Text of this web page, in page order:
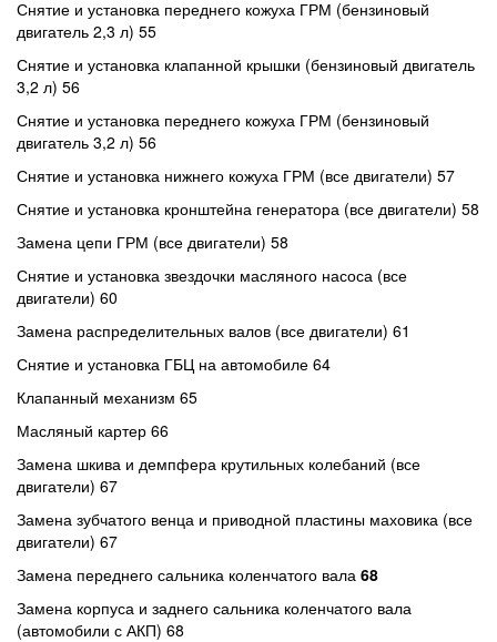
Снятие и установка переднего кожуха ГРМ (бензиновый
двигатель 2,3 л) 55
Снятие и установка клапанной крышки (бензиновый двигатель
3,2 л) 56
Снятие и установка переднего кожуха ГРМ (бензиновый
двигатель 3,2 л) 56
Снятие и установка нижнего кожуха ГРМ (все двигатели) 57
Снятие и установка кронштейна генератора (все двигатели) 58
Замена цепи ГРМ (все двигатели) 58
Снятие и установка звездочки масляного насоса (все
двигатели) 60
Замена распределительных валов (все двигатели) 61
Снятие и установка ГБЦ на автомобиле 64
Клапанный механизм 65
Масляный картер 66
Замена шкива и демпфера крутильных колебаний (все
двигатели) 67
Замена зубчатого венца и приводной пластины маховика (все
двигатели) 67
Замена переднего сальника коленчатого вала 68
Замена корпуса и заднего сальника коленчатого вала
(автомобили с АКП) 68